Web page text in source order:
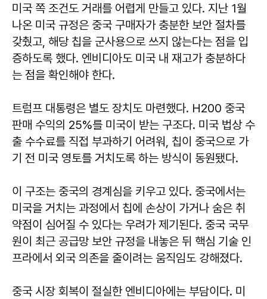
미국 쪽 조건도 거래를 어렵게 만들고 있다. 지난 1월
나온 미국 규정은 중국 구매자가 충분한 보안 절차를
갖췄고, 해당 칩을 군사용으로 쓰지 않는다는 점을 입
증하도록 했다. 엔비디아도 미국 내 재고가 충분하다
는 점을 확인해야 한다.
트럼프 대통령은 별도 장치도 마련했다. H200 중국
판매 수익의 25%를 미국이 받는 구조다. 미국 법상 수
출 수수료를 직접 부과하기 어려워, 칩이 중국으로 가
기 전 미국 영토를 거치도록 하는 방식이 동원됐다.
이 구조는 중국의 경계심을 키우고 있다. 중국에서는
미국을 거치는 과정에서 칩에 손상이 가거나 숨은 취
약점이 심어질 수 있다는 우려가 제기된다. 중국 국무
원이 최근 공급망 보안 규정을 내놓은 뒤 핵심 기술 인
프라에서 외국 의존을 줄이려는 움직임도 강해졌다.
중국 시장 회복이 절실한 엔비디아에는 부담이다. 미